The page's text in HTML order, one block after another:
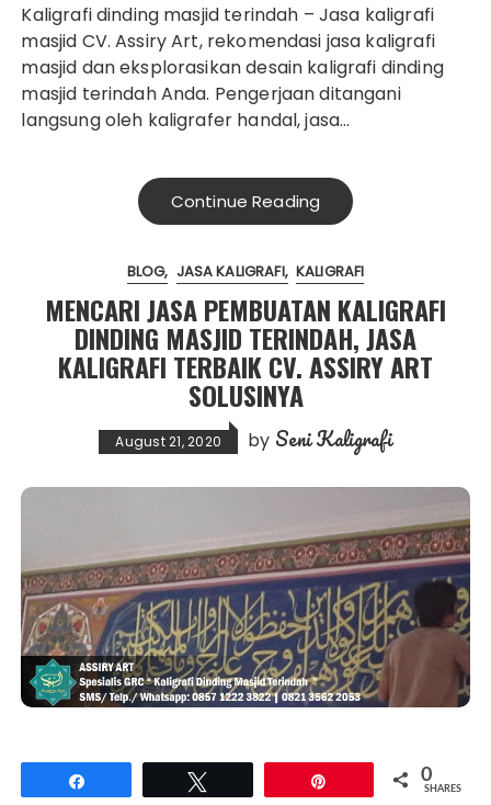
Kaligrafi dinding masjid terindah – Jasa kaligrafi
masjid CV. Assiry Art, rekomendasi jasa kaligrafi
masjid dan eksplorasikan desain kaligrafi dinding
masjid terindah Anda. Pengerjaan ditangani
langsung oleh kaligrafer handal, jasa…
Continue Reading
BLOG JASA KALIGRAFI KALIGRAFI
MENCARI JASA PEMBUATAN KALIGRAFI
DINDING MASJID TERINDAH, JASA
KALIGRAFI TERBAIK CV. ASSIRY ART
SOLUSINYA
August 21, 2020 by Seni Kaligrafi
0
SHARES